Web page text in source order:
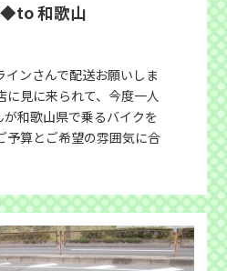
和歌山
ンさんで配送お願いしま
に見に来られて、今度一人
和歌山県で乗るバイクを
予算とご希望の雰囲気に合